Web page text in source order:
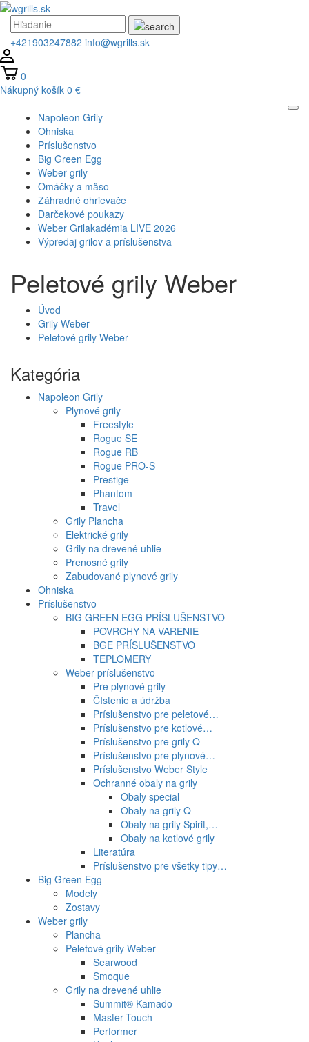
+421903247882 info@wgrills.sk
0
Nákupný košík 0 €
Napoleon Grily
Ohniska
Príslušenstvo
Big Green Egg
Weber grily
Omáčky a mäso
Záhradné ohrievače
Darčekové poukazy
Weber Grilakadémia LIVE 2026
Výpredaj grilov a príslušenstva
Peletové grily Weber
Úvod
Grily Weber
Peletové grily Weber
Kategória
Napoleon Grily
Plynové grily
Freestyle
Rogue SE
Rogue RB
Rogue PRO-S
Prestige
Phantom
Travel
Grily Plancha
Elektrické grily
Grily na drevené uhlie
Prenosné grily
Zabudované plynové grily
Ohniska
Príslušenstvo
BIG GREEN EGG PRÍSLUŠENSTVO
POVRCHY NA VARENIE
BGE PRÍSLUŠENSTVO
TEPLOMERY
Weber príslušenstvo
Pre plynové grily
ČIstenie a údržba
Príslušenstvo pre peletové…
Príslušenstvo pre kotlové…
Príslušenstvo pre grily Q
Príslušenstvo pre plynové…
Príslušenstvo Weber Style
Ochranné obaly na grily
Obaly special
Obaly na grily Q
Obaly na grily Spirit,…
Obaly na kotlové grily
Literatúra
Príslušenstvo pre všetky tipy…
Big Green Egg
Modely
Zostavy
Weber grily
Plancha
Peletové grily Weber
Searwood
Smoque
Grily na drevené uhlie
Summit® Kamado
Master-Touch
Performer